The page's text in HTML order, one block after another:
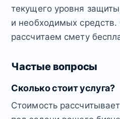
текущего уровня
и необходимых
рассчитаем смету
Частые вопросы
Сколько стоит услуга?
Стоимость